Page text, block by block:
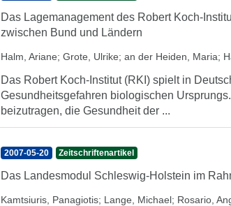
Das Lagemanagement des Robert Koch-
zwischen Bund und Ländern
Halm, Ariane; Grote, Ulrike; an der Heiden, Maria;
Das Robert Koch-Institut (RKI) spielt in
Gesundheitsgefahren biologischen
beizutragen, die Gesundheit der ...
2007-05-20 Zeitschriftenartikel
Das Landesmodul Schleswig-Holstein im
Kamtsiuris, Panagiotis; Lange, Michael; Rosario,